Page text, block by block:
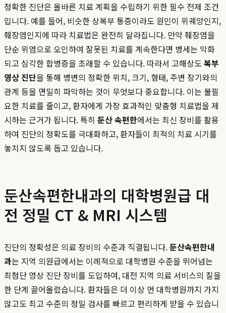
정확한 진단은 올바른 치료 계획을 수립하기 위한 필수 전제 조건
입니다. 예를 들어, 비슷한 상복부 통증이라도 원인이 위궤양인지,
췌장염인지에 따라 치료법은 완전히 달라집니다. 만약 췌장염을
단순 위염으로 오인하여 잘못된 치료를 계속한다면 병세는 악화
되고 심각한 합병증을 초래할 수 있습니다. 따라서 고해상도 복부
영상 진단을 통해 병변의 정확한 위치, 크기, 형태, 주변 장기와의
관계 등을 면밀히 파악하는 것이 무엇보다 중요합니다. 이는 불필
요한 치료를 줄이고, 환자에게 가장 효과적인 맞춤형 치료법을 제
시하는 근거가 됩니다. 특히 둔산 속편한에서는 최신 장비를 활용
하여 진단의 정확도를 극대화하고, 환자들이 최적의 치료 시기를
놓치지 않도록 돕고 있습니다.
둔산속편한내과의 대학병원급 대
전 정밀 CT & MRI 시스템
진단의 정확성은 의료 장비의 수준과 직결됩니다.둔산속편한내
과는 지역 의원급에서는 이례적으로 대학병원 수준을 뛰어넘는
최첨단 영상 진단 장비를 도입하여, 대전 지역 의료 서비스의 질을
한 단계 끌어올렸습니다. 환자들은 더 이상 먼 대학병원까지 가지
않고도 최고 수준의 정밀 검사를 빠르고 편리하게 받을 수 있습니